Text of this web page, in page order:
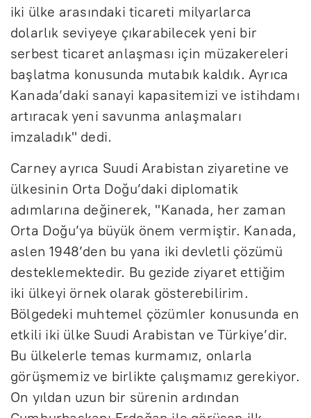
iki ülke arasındaki ticareti milyarlarca
dolarlık seviyeye çıkarabilecek yeni bir
serbest ticaret anlaşması için müzakereleri
başlatma konusunda mutabık kaldık. Ayrıca
Kanada’daki sanayi kapasitemizi ve istihdamı
artıracak yeni savunma anlaşmaları
imzaladık" dedi.
Carney ayrıca Suudi Arabistan ziyaretine ve
ülkesinin Orta Doğu’daki diplomatik
adımlarına değinerek, "Kanada, her zaman
Orta Doğu’ya büyük önem vermiştir. Kanada,
aslen 1948’den bu yana iki devletli çözümü
desteklemektedir. Bu gezide ziyaret ettiğim
iki ülkeyi örnek olarak gösterebilirim.
Bölgedeki muhtemel çözümler konusunda en
etkili iki ülke Suudi Arabistan ve Türkiye’dir.
Bu ülkelerle temas kurmamız, onlarla
görüşmemiz ve birlikte çalışmamız gerekiyor.
On yıldan uzun bir sürenin ardından